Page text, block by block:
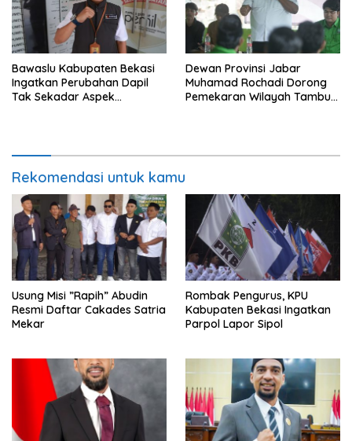
Bawaslu Kabupaten Bekasi
Ingatkan Perubahan Dapil
Tak Sekadar Aspek
Dewan Provinsi Jabar
Muhamad Rochadi Dorong
Pemekaran Wilayah Tambun
Rekomendasi untuk kamu
Usung Misi ”Rapih” Abudin
Resmi Daftar Cakades Satria
Mekar
Rombak Pengurus, KPU
Kabupaten Bekasi Ingatkan
Parpol Lapor Sipol